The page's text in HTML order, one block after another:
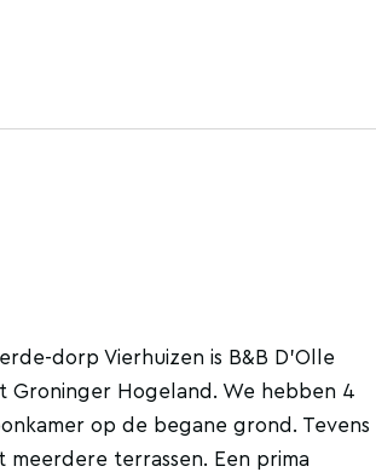
dorp Vierhuizen is B&B D'Olle
Groninger Hogeland. We hebben 4
op de begane grond. Tevens
terrassen. Een prima